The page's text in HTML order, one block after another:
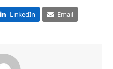
LinkedIn Email